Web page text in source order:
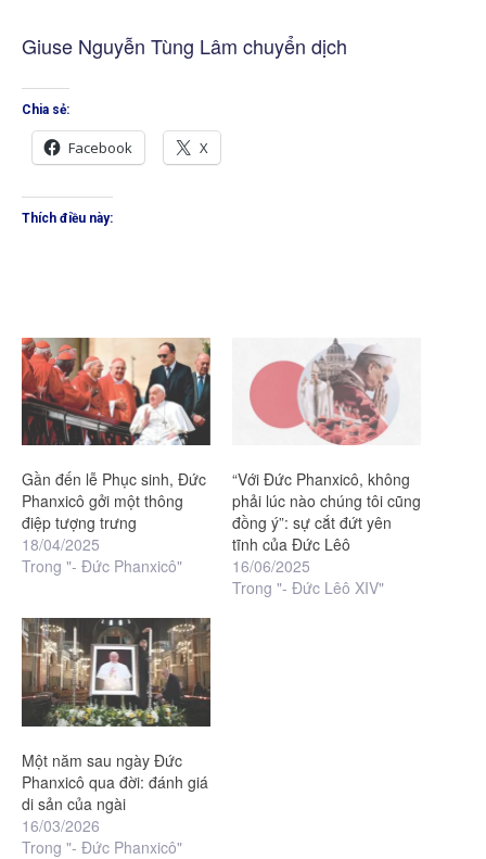
Giuse Nguyễn Tùng Lâm chuyển dịch
Chia sẻ:
Facebook X
Thích điều này:
Gần đến lễ Phục sinh, Đức
Phanxicô gởi một thông
điệp tượng trưng
18/04/2025
Trong "- Đức Phanxicô"
“Với Đức Phanxicô, không
phải lúc nào chúng tôi cũng
đồng ý”: sự cắt đứt yên
tĩnh của Đức Lêô
16/06/2025
Trong "- Đức Lêô XIV"
Một năm sau ngày Đức
Phanxicô qua đời: đánh giá
di sản của ngài
16/03/2026
Trong "- Đức Phanxicô"